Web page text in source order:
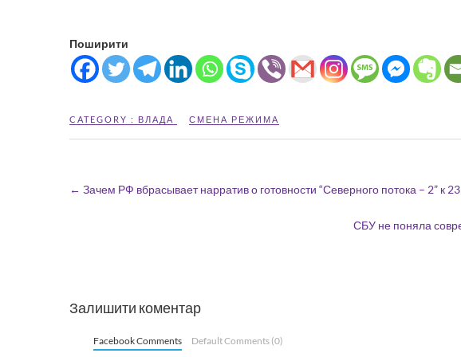
Поширити
CATEGORY : ВЛАДА СМЕНА РЕЖИМА
← Зачем РФ вбрасывает нарратив о готовности “Северного потока – 2” к 23
СБУ не поняла
Залишити коментар
Facebook Comments Default Comments (0)